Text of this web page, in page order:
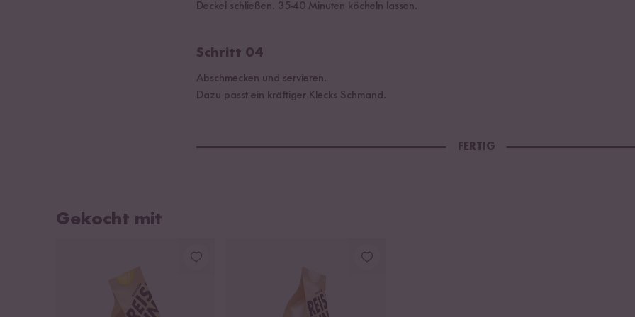
Deckel schließen. 35-40 Minuten köcheln lassen.
Schritt 04
Abschmecken und servieren.
Dazu passt ein kräftiger Klecks Schmand.
FERTIG
Gekocht mit